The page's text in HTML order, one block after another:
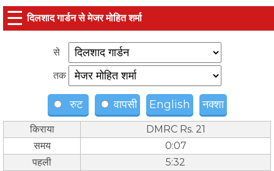
☰ दिलशाद गार्डन से मे‌‌जर मोहित शर्मा
से
तक
रुट वापसी English नक्शा
किराया
DMRC Rs. 21
समय
0:07
पहली
5:32